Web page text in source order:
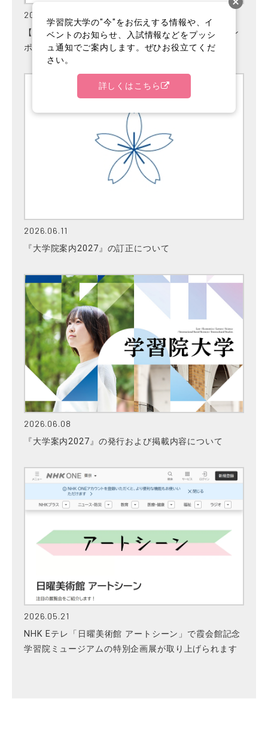
2026.07.29
【開催報告】第18回学習院大学ブランディング・シン
ポジウム（第38回生命科学シンポジウム）
2026.06.11
『大学院案内2027』の訂正について
2026.06.08
『大学案内2027』の発行および掲載内容について
2026.05.21
NHK Eテレ「日曜美術館 アートシーン」で霞会館記念
学習院ミュージアムの特別企画展が取り上げられます
学習院大学の"今"をお伝えする情報や、イ
ベントのお知らせ、入試情報などをプッシ
ュ通知でご案内します。ぜひお役立てくだ
さい。
詳しくはこちら